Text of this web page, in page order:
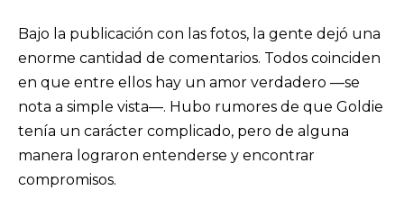
Bajo la publicación con las fotos, la gente dejó una
enorme cantidad de comentarios. Todos coinciden
en que entre ellos hay un amor verdadero —se
nota a simple vista—. Hubo rumores de que Goldie
tenía un carácter complicado, pero de alguna
manera lograron entenderse y encontrar
compromisos.